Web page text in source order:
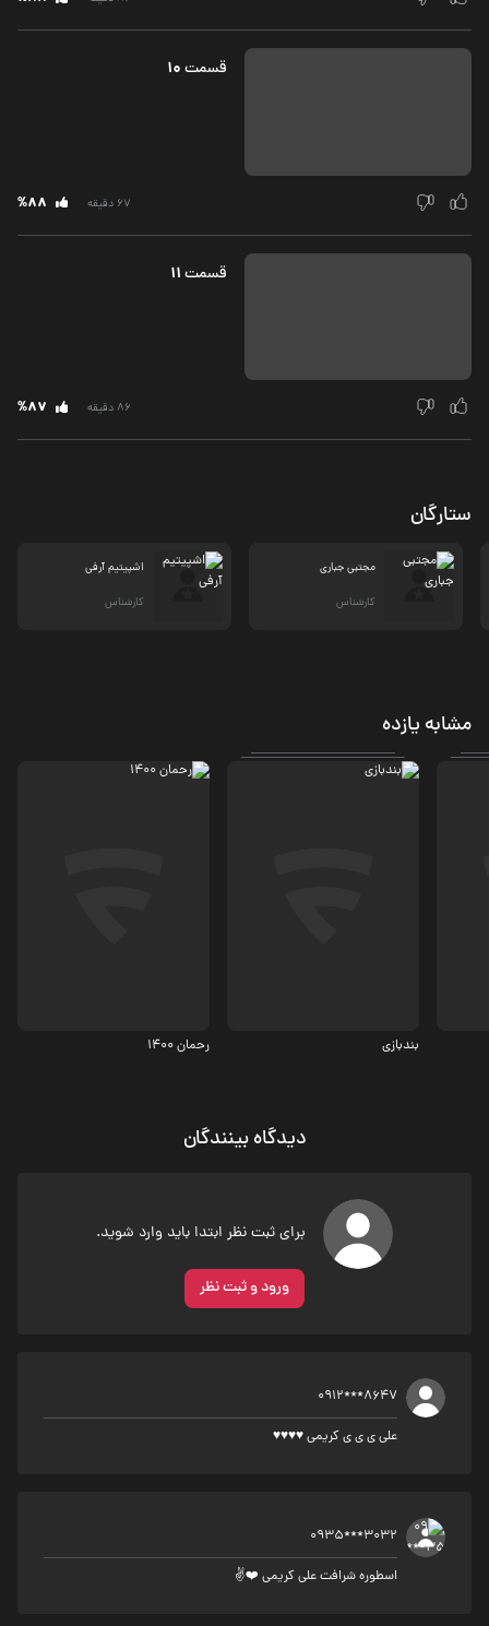
قسمت‌10
67 دقیقه %88
قسمت‌11
86 دقیقه %87
ستارگان
مجتبی جباری
کارشناس
اشپیتیم آرفی
کارشناس
مشابه یازده
بندبازی رحمان 1400
دیدگاه بینندگان
برای ثبت نظر ابتدا باید وارد شوید.
ورود و ثبت نظر
0912***8647
علی ی ی ی کریمی ♥️♥️♥️♥️
0935***3032
اسطوره شرافت علی کریمی ❤️✌️